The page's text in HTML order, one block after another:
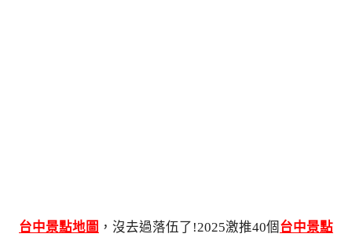
台中景點地圖 ，沒去過落伍了!2025激推40個 台中景點